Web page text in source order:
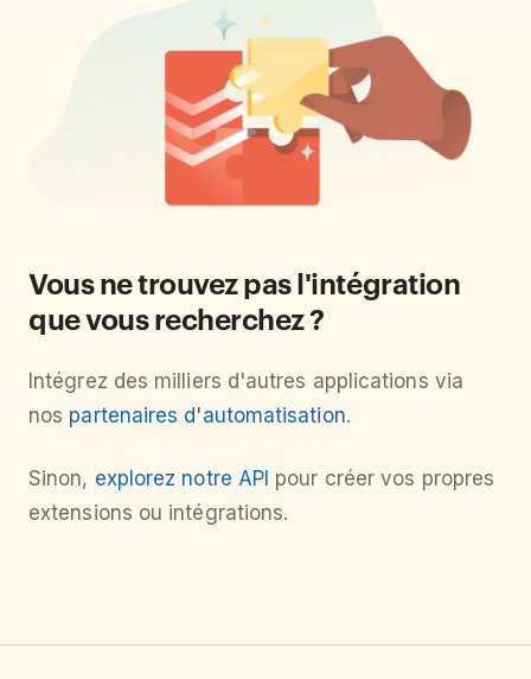
Vous ne trouvez pas l'intégration
que vous recherchez ?
Intégrez des milliers d'autres applications via
nos partenaires d'automatisation.
Sinon, explorez notre API pour créer vos propres
extensions ou intégrations.